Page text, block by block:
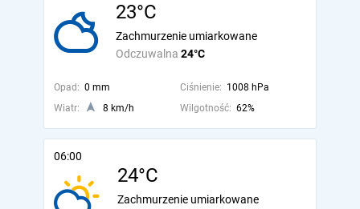
23°C
Odczuwalna 24°C
Zachmurzenie umiarkowane
Opad: 0 mm Ciśnienie: 1008 hPa
Wiatr:
8 km/h Wilgotność: 62%
06:00
24°C
Zachmurzenie umiarkowane